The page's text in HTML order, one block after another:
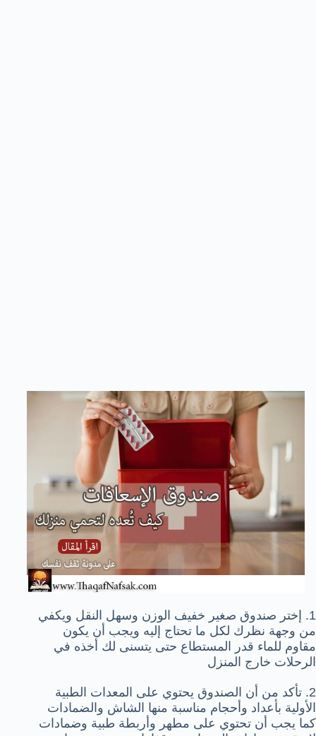
1. إختر صندوق صغير خفيف الوزن وسهل النقل ويكفي
من وجهة نظرك لكل ما تحتاج إليه ويجب أن يكون
مقاوم للماء قدر المستطاع حتى يتسنى لك أخذه في
الرحلات خارج المنزل
2. تأكد من أن الصندوق يحتوي على المعدات الطبية
الأولية بأعداد وأحجام مناسبة منها الشاش والضمادات
كما يجب أن تحتوي على مطهر وأربطة طبية وضمادات